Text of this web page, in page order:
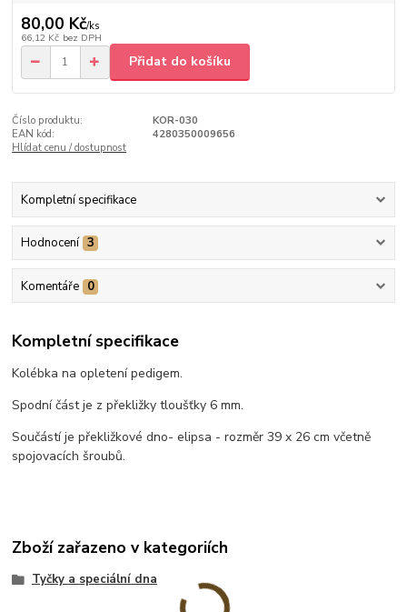
80,00 Kč/ks
66,12 Kč bez DPH
Přidat do košíku
Číslo produktu:
KOR-030
EAN kód:
4280350009656
Hlídat cenu / dostupnost
Kompletní specifikace
Hodnocení 3
Komentáře 0
Kompletní specifikace
Kolébka na opletení pedigem.
Spodní část je z překližky tloušťky 6 mm.
Součástí je překližkové dno- elipsa - rozměr 39 x 26 cm včetně
spojovacích šroubů.
Zboží zařazeno v kategoriích
Tyčky a speciální dna